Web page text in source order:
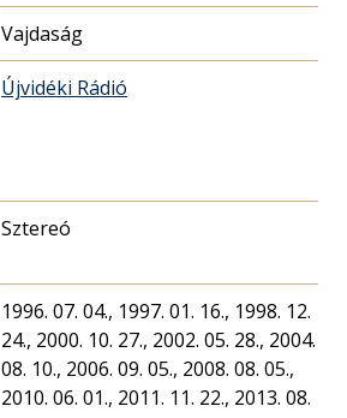
Vajdaság
Újvidéki Rádió
Sztereó
1996. 07. 04., 1997. 01. 16., 1998. 12.
24., 2000. 10. 27., 2002. 05. 28., 2004.
08. 10., 2006. 09. 05., 2008. 08. 05.,
2010. 06. 01., 2011. 11. 22., 2013. 08.